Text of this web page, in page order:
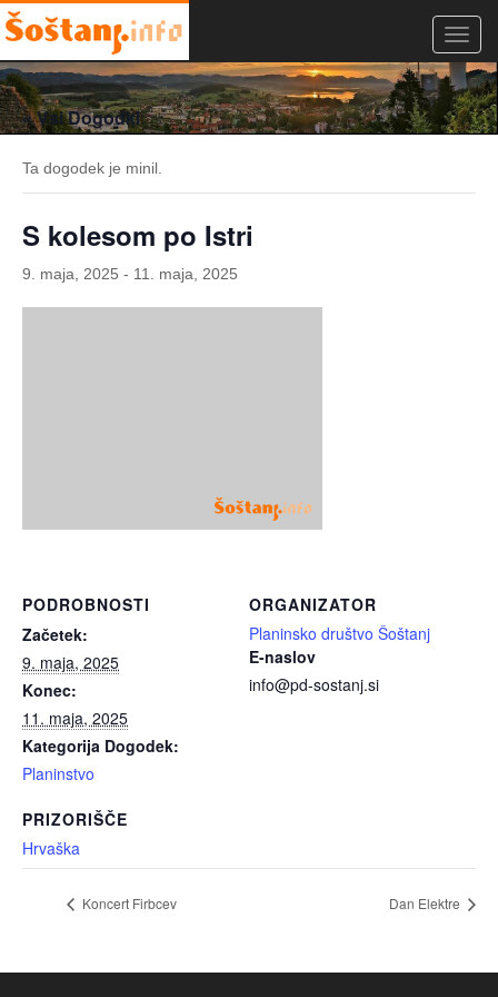
« Vsi Dogodki
Ta dogodek je minil.
S kolesom po Istri
9. maja, 2025 - 11. maja, 2025
PODROBNOSTI
Začetek:
9. maja, 2025
Konec:
11. maja, 2025
Kategorija Dogodek:
Planinstvo
PRIZORIŠČE
Hrvaška
ORGANIZATOR
Planinsko društvo Šoštanj
E-naslov
info@pd-sostanj.si
Koncert Firbcev Dan Elektre